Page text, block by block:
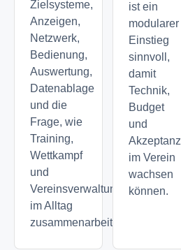
Zielsysteme,
Anzeigen,
Netzwerk,
Bedienung,
Auswertung,
Datenablage
und die
Frage, wie
Training,
Wettkampf
und
Vereinsverwaltung
im Alltag
zusammenarbeiten.
ist ein
modularer
Einstieg
sinnvoll,
damit
Technik,
Budget
und
Akzeptanz
im Verein
wachsen
können.